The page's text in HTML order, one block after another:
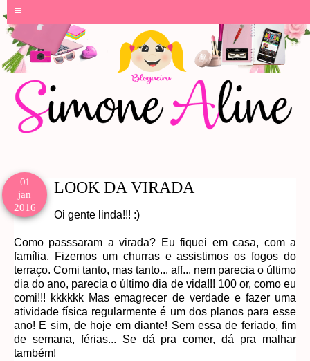
≡
01
jan
2016
LOOK DA VIRADA
Oi gente linda!!! :)
Como passsaram a virada? Eu fiquei em casa, com a
família. Fizemos um churras e assistimos os fogos do
terraço. Comi tanto, mas tanto... aff... nem parecia o último
dia do ano, parecia o último dia de vida!!! 100 or, como eu
comi!!! kkkkkk Mas emagrecer de verdade e fazer uma
atividade física regularmente é um dos planos para esse
ano! E sim, de hoje em diante! Sem essa de feriado, fim
de semana, férias... Se dá pra comer, dá pra malhar
também!